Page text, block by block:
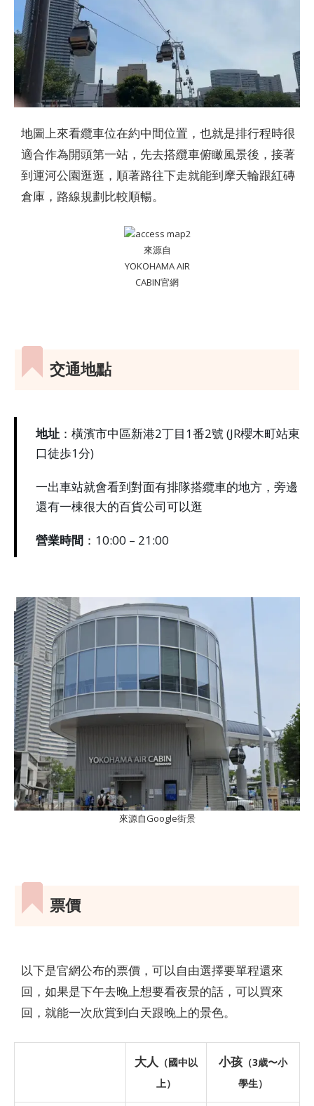
地圖上來看纜車位在約中間位置，也就是排行程時很
適合作為開頭第一站，先去搭纜車俯瞰風景後，接著
到運河公園逛逛，順著路往下走就能到摩天輪跟紅磚
倉庫，路線規劃比較順暢。
來源自
YOKOHAMA AIR
CABIN官網
交通地點
地址 ：橫濱市中區新港2丁目1番2號 (JR櫻木町站東
口徒歩1分)
一出車站就會看到對面有排隊搭纜車的地方，旁邊
還有一棟很大的百貨公司可以逛
營業時間 ：10:00 – 21:00
來源自Google街景
票價
以下是官網公布的票價，可以自由選擇要單程還來
回，如果是下午去晚上想要看夜景的話，可以買來
回，就能一次欣賞到白天跟晚上的景色。
大人 （國中以
上）
小孩 （3歳〜小
學生）